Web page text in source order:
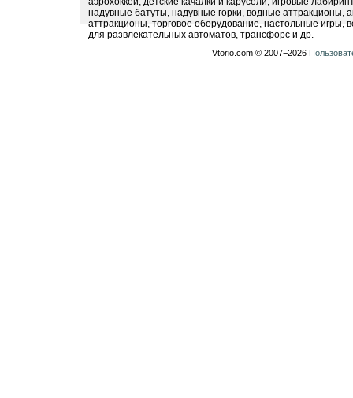
надувные батуты, надувные горки, водные
аттракционы, торговое оборудование, настольные игры,
для развлекательных автоматов, трансфорс и др.
Vtorio.com © 2007−2026